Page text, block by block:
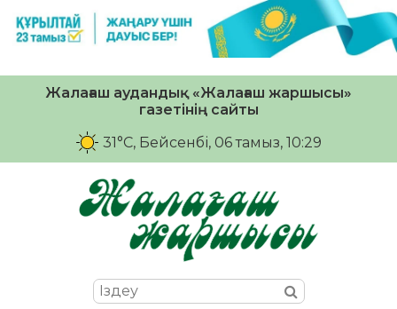
Жалағаш аудандық «Жалағаш жаршысы»
газетінің сайты
31°C, Бейсенбі, 06 тамыз, 10:29